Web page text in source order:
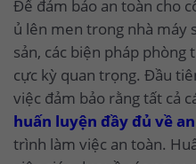
Để đảm bảo an toàn cho
ủ lên men trong nhà máy
sản, các biện pháp phòng
cực kỳ quan trọng. Đầu
việc đảm bảo rằng tất cả
huấn luyện đầy đủ về
trình làm việc an toàn.